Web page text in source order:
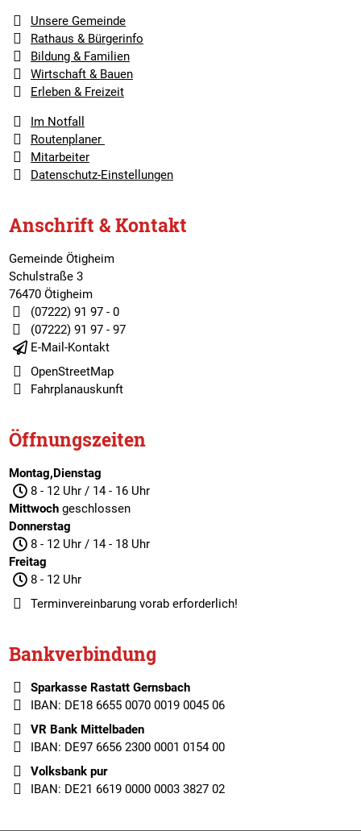
Unsere Gemeinde
Rathaus & Bürgerinfo
Bildung & Familien
Wirtschaft & Bauen
Erleben & Freizeit
Im Notfall
Routenplaner
Mitarbeiter
Datenschutz-Einstellungen
Anschrift & Kontakt
Gemeinde Ötigheim
Schulstraße 3
76470 Ötigheim
(07222) 91 97 - 0
(07222) 91 97 - 97
E-Mail-Kontakt
OpenStreetMap
Fahrplanauskunft
Öffnungszeiten
Montag,Dienstag
8 - 12 Uhr / 14 - 16 Uhr
Mittwochgeschlossen
Donnerstag
8 - 12 Uhr / 14 - 18 Uhr
Freitag
8 - 12 Uhr
Terminvereinbarungvorab erforderlich!
Bankverbindung
Sparkasse Rastatt Gernsbach
IBAN: DE18 6655 0070 0019 0045 06
VR Bank Mittelbaden
IBAN: DE97 6656 2300 0001 0154 00
Volksbank pur
IBAN: DE21 6619 0000 0003 3827 02